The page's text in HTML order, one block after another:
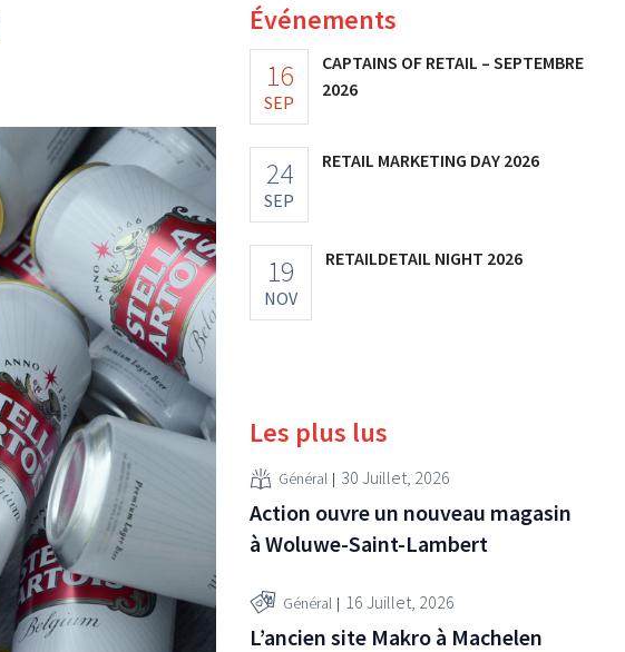
Événements
16
SEP
CAPTAINS OF RETAIL – SEPTEMBRE
2026
24
SEP
RETAIL MARKETING DAY 2026
19
NOV
RETAILDETAIL NIGHT 2026
Les plus lus
Général 30 Juillet, 2026
Action ouvre un nouveau magasin
à Woluwe-Saint-Lambert
Général 16 Juillet, 2026
L’ancien site Makro à Machelen